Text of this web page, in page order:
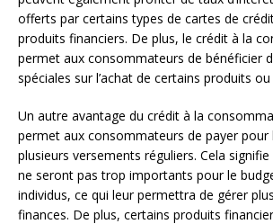
offerts par certains types de cartes de
produits financiers. De plus, le crédit à la
permet aux consommateurs de bénéficier
spéciales sur l’achat de certains produits ou
Un autre avantage du crédit à la
permet aux consommateurs de payer pour
plusieurs versements réguliers. Cela
ne seront pas trop importants pour le
individus, ce qui leur permettra de gérer
finances. De plus, certains produits